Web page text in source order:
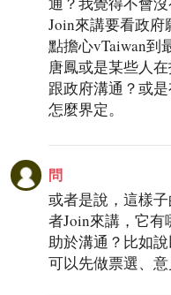
Join來講要看政
點擔心vTaiwan到
唐鳳或是某些人
跟政府溝通？或
怎麼界定。
問
或者是說，這樣
者Join來講，它
助於溝通？比如
可以先做票選、意